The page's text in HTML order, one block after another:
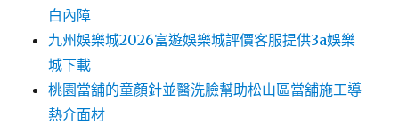
白內障
九州娛樂城2026富遊娛樂城評價客服提供3a娛樂
城下載
桃園當舖的童顏針並醫洗臉幫助松山區當舖施工導
熱介面材